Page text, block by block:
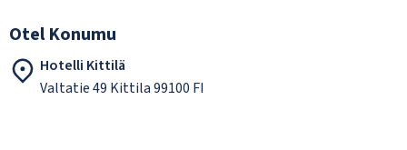
Otel Konumu
Hotelli Kittilä
Valtatie 49 Kittila 99100 FI